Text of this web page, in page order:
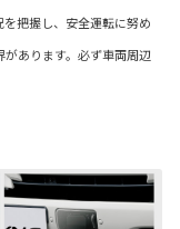
把握し、安全運転に努め
あります。必ず車両周辺